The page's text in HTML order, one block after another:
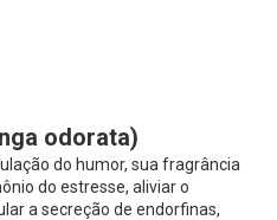
odorata)
do humor, sua fragrância
do estresse, aliviar o
a secreção de endorfinas,